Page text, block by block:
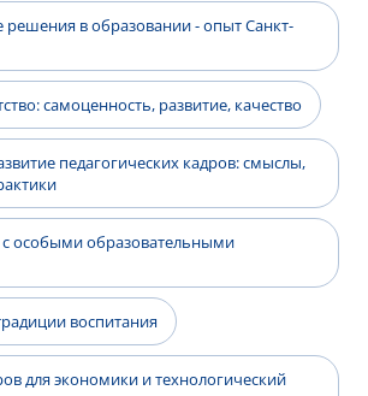
в образовании - опыт Санкт-
самоценность, развитие, качество
педагогических кадров: смыслы,
особыми образовательными
воспитания
для экономики и технологический